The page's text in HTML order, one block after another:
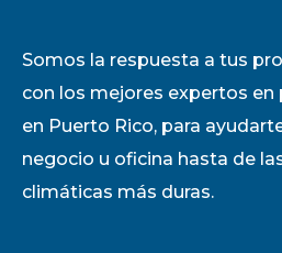
Somos la respuesta a tus
con los mejores expertos
en Puerto Rico, para
negocio u oficina hasta de
climáticas más duras.